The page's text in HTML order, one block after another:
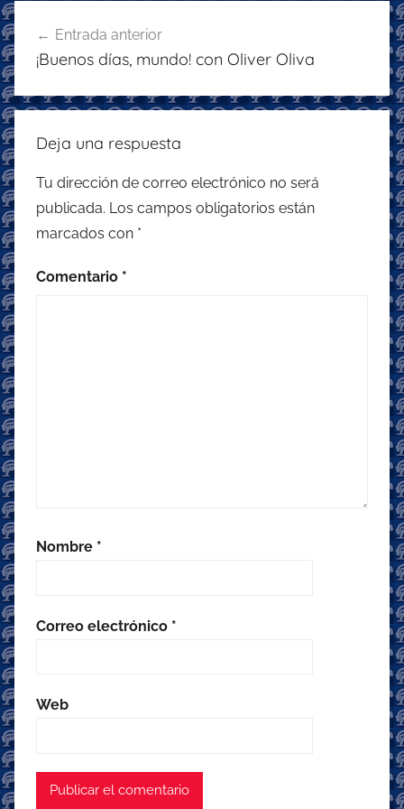
b
o
o
k
A
p
p
a
Navegación
de
entradas
Entrada anterior
¡Buenos días, mundo! con Oliver Oliva
Deja una respuesta
Tu dirección de correo electrónico no será
publicada. Los campos obligatorios están
marcados con *
Comentario *
Nombre *
Correo electrónico *
Web